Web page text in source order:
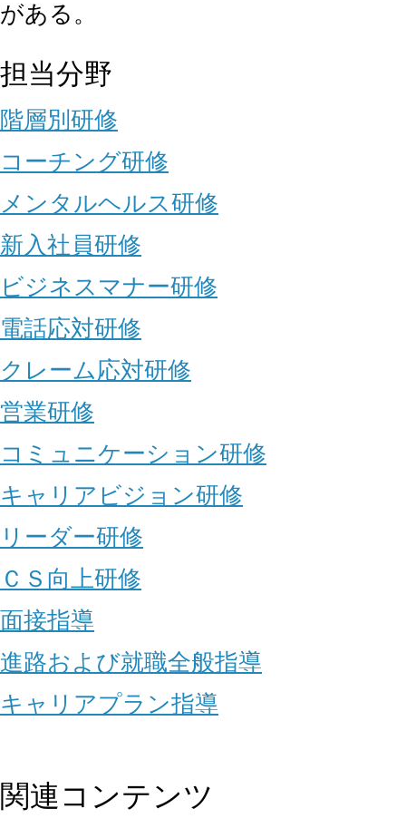
がある。
担当分野
階層別研修
コーチング研修
メンタルヘルス研修
新入社員研修
ビジネスマナー研修
電話応対研修
クレーム応対研修
営業研修
コミュニケーション研修
キャリアビジョン研修
リーダー研修
ＣＳ向上研修
面接指導
進路および就職全般指導
キャリアプラン指導
関連コンテンツ